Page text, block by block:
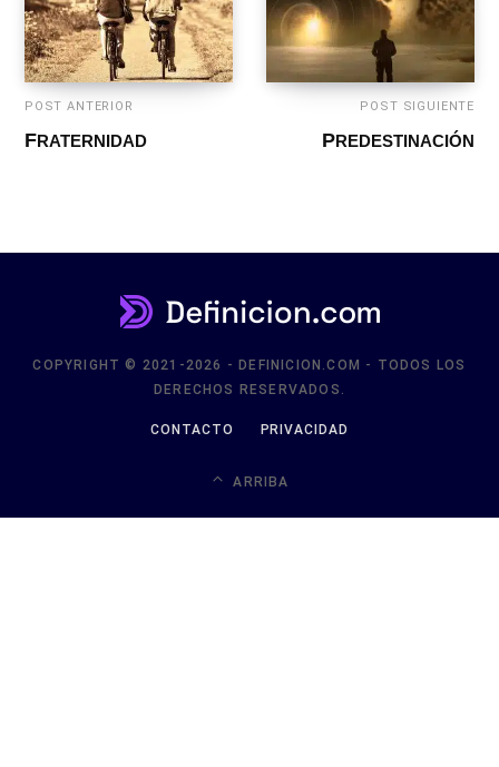
POST ANTERIOR
FRATERNIDAD
POST SIGUIENTE
PREDESTINACIÓN
COPYRIGHT © 2021-2026 - DEFINICION.COM - TODOS LOS
DERECHOS RESERVADOS.
CONTACTO PRIVACIDAD
ARRIBA